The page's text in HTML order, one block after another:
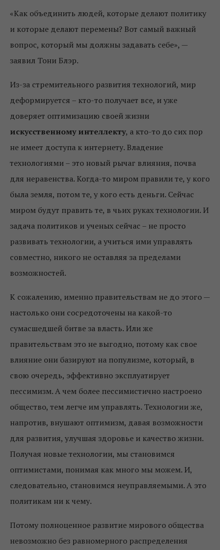
«Как объединить людей, которые делают политику
и которые делают перемены? Вот самый важный
вопрос, который мы должны задавать себе», —
заявил Тони Блэр.
Из-за стремительного развития технологий, мир
деформируется – кто-то получает все, и уже
доверяет оптимизацию своей жизни
искусственному интеллекту, а кто-то до сих пор
не имеет доступа к интернету. Владение
технологиями – это новый рычаг влияния, почва
для неравенства. Когда-то миром правили те, у кого
была земля, потом те, у кого есть деньги. Сейчас
миром будут править те, в чьих руках технологии. И
задача политиков и ученых сейчас – не просто
развивать технологии, а учиться ими управлять
совместно, никого не оставляя за пределами
возможностей.
К сожалению, именно правительствам не до этого —
настолько они сосредоточены на какой-то
сумасшедшей битве за власть. Или же
правительствам это не выгодно, потому как свое
влияние они базируют на популизме, который, в
свою очередь, эффективно эксплуатирует
пессимизм. А чем более пессимистично настроено
общество, тем легче им управлять. Технологии же,
напротив, внушают оптимизм, давая возможности
для развития, улучшая здоровье и качество жизни.
Получая новые технологии, мы становимся
оптимистами, понимая как много мы можем. И,
следовательно, становимся неуправляемыми. А это
политикам ни к чему.
Потому полноценное развитие мирового общества
невозможно без равномерного распределения